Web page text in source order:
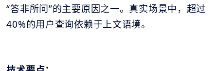
“答非所问”的主要原因之一。真实场景中，超过
40%的用户查询依赖于上文语境。